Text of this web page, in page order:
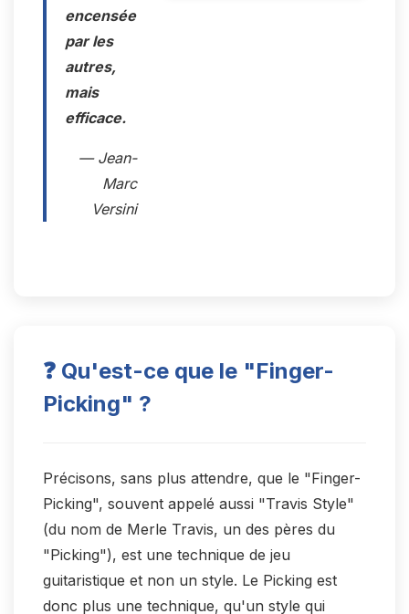
encensée
par les
autres,
mais
efficace.
— Jean-
Marc
Versini
❓ Qu'est-ce que le "Finger-
Picking" ?
Précisons, sans plus attendre, que le "Finger-
Picking", souvent appelé aussi "Travis Style"
(du nom de Merle Travis, un des pères du
"Picking"), est une technique de jeu
guitaristique et non un style. Le Picking est
donc plus une technique, qu'un style qui